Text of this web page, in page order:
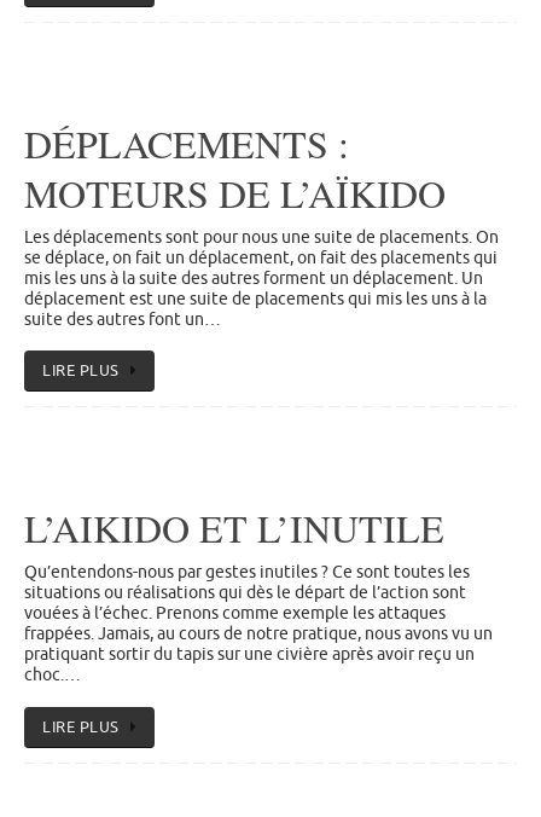
DÉPLACEMENTS :
MOTEURS DE L’AÏKIDO
Les déplacements sont pour nous une suite de placements. On
se déplace, on fait un déplacement, on fait des placements qui
mis les uns à la suite des autres forment un déplacement. Un
déplacement est une suite de placements qui mis les uns à la
suite des autres font un…
LIRE PLUS
L’AIKIDO ET L’INUTILE
Qu’entendons-nous par gestes inutiles ? Ce sont toutes les
situations ou réalisations qui dès le départ de l’action sont
vouées à l’échec. Prenons comme exemple les attaques
frappées. Jamais, au cours de notre pratique, nous avons vu un
pratiquant sortir du tapis sur une civière après avoir reçu un
choc.…
LIRE PLUS